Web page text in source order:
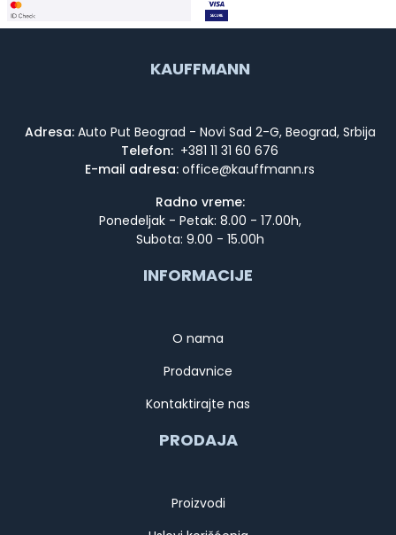
KAUFFMANN
Adresa:Auto Put Beograd - Novi Sad 2-G, Beograd, Srbija
Telefon: +381 11 31 60 676
E-mail adresa:
Radno vreme:
Ponedeljak - Petak: 8.00 - 17.00h,
Subota: 9.00 - 15.00h
INFORMACIJE
O nama
Prodavnice
Kontaktirajte nas
PRODAJA
Proizvodi